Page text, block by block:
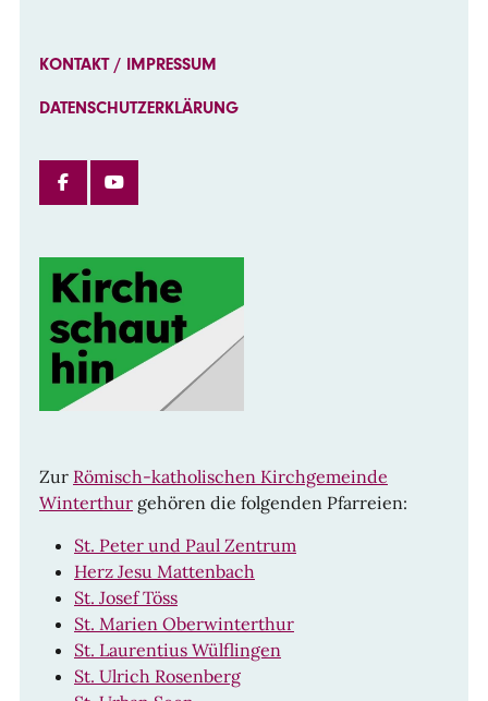
KONTAKT / IMPRESSUM
DATENSCHUTZERKLÄRUNG
FACEBOOK
INSTAGRAM
Zur Römisch-katholischen Kirchgemeinde
Winterthur gehören die folgenden Pfarreien:
St. Peter und Paul Zentrum
Herz Jesu Mattenbach
St. Josef Töss
St. Marien Oberwinterthur
St. Laurentius Wülflingen
St. Ulrich Rosenberg